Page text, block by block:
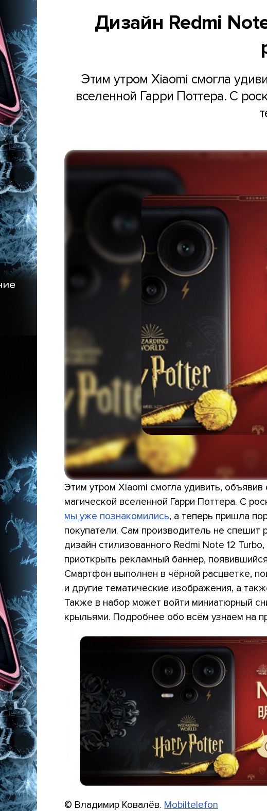
Дизайн Redmi
Этим утром Xiaomi смогла
вселенной Гарри Поттера. С
Этим утром Xiaomi смогла удивить,
магической вселенной Гарри Поттера. С
мы уже познакомились, а теперь пришла
покупатели. Сам производитель не спешит
дизайн стилизованного Redmi Note 12
приоткрыть рекламный баннер,
Смартфон выполнен в чёрной расцветке,
и другие тематические изображения, а
Также в набор может войти миниатюрный
крыльями. Подробнее обо всём узнаем на
© Владимир Ковалёв. Mobiltelefon